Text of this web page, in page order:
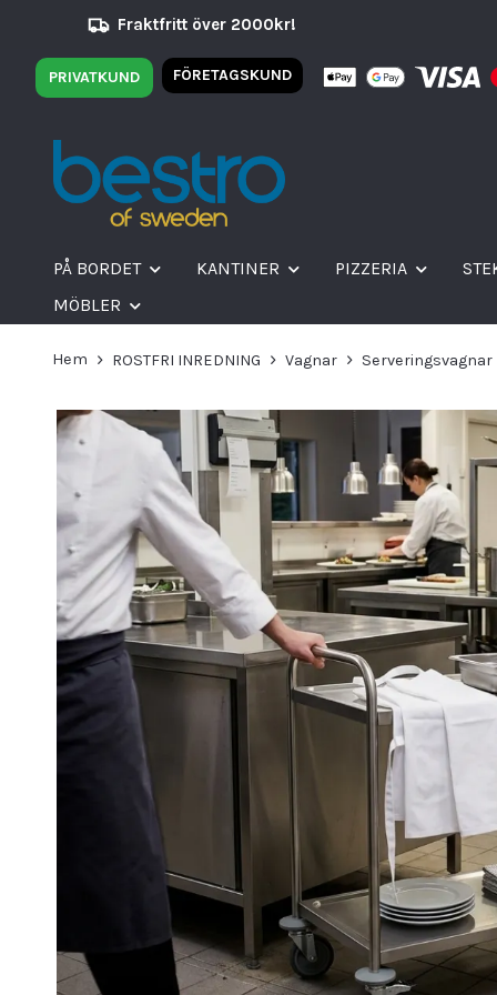
Fraktfritt över 2000kr!
PRIVATKUND FÖRETAGSKUND
PÅ BORDET KANTINER PIZZERIA
MÖBLER
Hem ROSTFRI INREDNING Vagnar Serveringsvagnar